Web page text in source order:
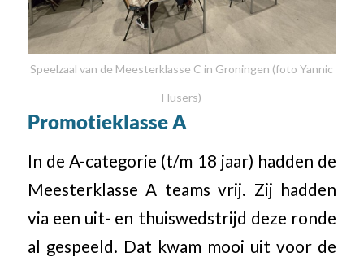
Speelzaal van de Meesterklasse C in Groningen (foto Yannic
Husers)
Promotieklasse A
In de A-categorie (t/m 18 jaar) hadden de
Meesterklasse A teams vrij. Zij hadden
via een uit- en thuiswedstrijd deze ronde
al gespeeld. Dat kwam mooi uit voor de